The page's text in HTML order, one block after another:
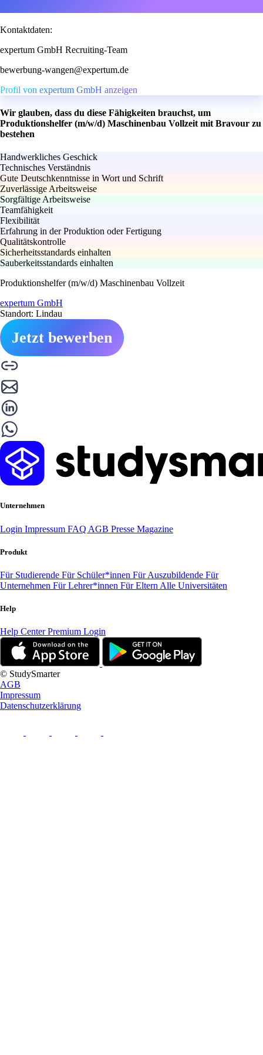
Kontaktdaten:
expertum GmbH Recruiting-Team
bewerbung-wangen@expertum.de
Profil von expertum GmbH anzeigen
Wir glauben, dass du diese Fähigkeiten brauchst, um
Produktionshelfer (m/w/d) Maschinenbau Vollzeit mit Bravour zu
bestehen
Handwerkliches Geschick
Technisches Verständnis
Gute Deutschkenntnisse in Wort und Schrift
Zuverlässige Arbeitsweise
Sorgfältige Arbeitsweise
Teamfähigkeit
Flexibilität
Erfahrung in der Produktion oder Fertigung
Qualitätskontrolle
Sicherheitsstandards einhalten
Sauberkeitsstandards einhalten
Produktionshelfer (m/w/d) Maschinenbau Vollzeit
expertum GmbH
Standort: Lindau
Jetzt bewerben
Unternehmen
Login Impressum FAQ AGB Presse Magazine
Produkt
Für Studierende Für Schüler*innen Für Auszubildende Für
Unternehmen Für Lehrer*innen Für Eltern Alle Universitäten
Help
Help CenterPremium Login
© StudySmarter
AGB
Impressum
Datenschutzerklärung